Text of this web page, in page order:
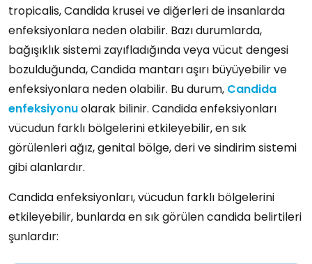
tropicalis, Candida krusei ve diğerleri de insanlarda
enfeksiyonlara neden olabilir. Bazı durumlarda,
bağışıklık sistemi zayıfladığında veya vücut dengesi
bozulduğunda, Candida mantarı aşırı büyüyebilir ve
enfeksiyonlara neden olabilir. Bu durum, Candida
enfeksiyonuolarak bilinir. Candida enfeksiyonları
vücudun farklı bölgelerini etkileyebilir, en sık
görülenleri ağız, genital bölge, deri ve sindirim sistemi
gibi alanlardır.
Candida enfeksiyonları, vücudun farklı bölgelerini
etkileyebilir, bunlarda en sık görülen candida belirtileri
şunlardır: